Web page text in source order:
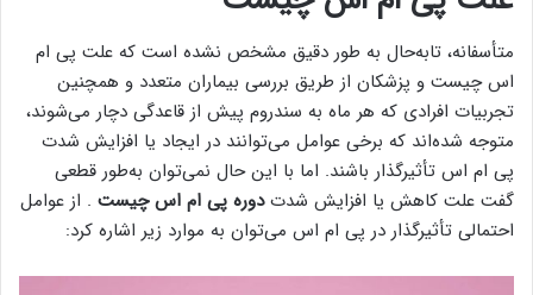
متأسفانه، تابه‌حال به طور دقیق مشخص نشده است که علت پی ام
اس چیست و پزشکان از طریق بررسی بیماران متعدد و همچنین
تجربیات افرادی که هر ماه به سندروم پیش از قاعدگی دچار می‌شوند،
متوجه شده‌اند که برخی عوامل می‌توانند در ایجاد یا افزایش شدت
پی ام اس تأثیرگذار باشند. اما با این حال نمی‌توان به‌طور قطعی
گفت علت کاهش یا افزایش شدتدوره پی ام اس چیست . از عوامل
احتمالی تأثیرگذار در پی ام اس می‌توان به موارد زیر اشاره کرد: